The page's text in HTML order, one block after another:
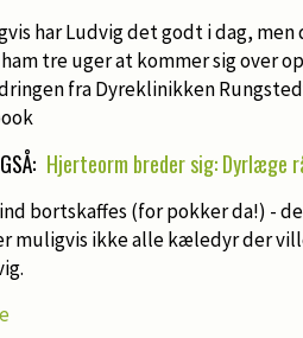
har Ludvig det godt i dag,
tre uger at kommer sig over
fra Dyreklinikken
Hjerteorm breder sig: Dyrlæge
bortskaffes (for pokker da!) -
muligvis ikke alle kæledyr der